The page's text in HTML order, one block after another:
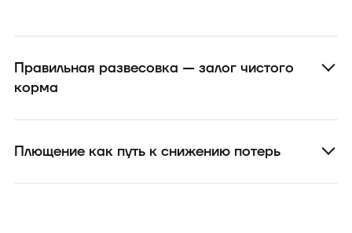
Правильная развесовка — залог чистого
корма
Плющение как путь к снижению потерь